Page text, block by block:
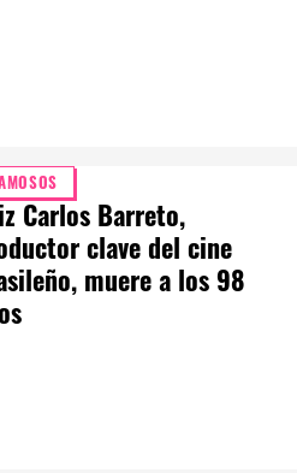
Carlos Barreto,
clave del cine
muere a los 98